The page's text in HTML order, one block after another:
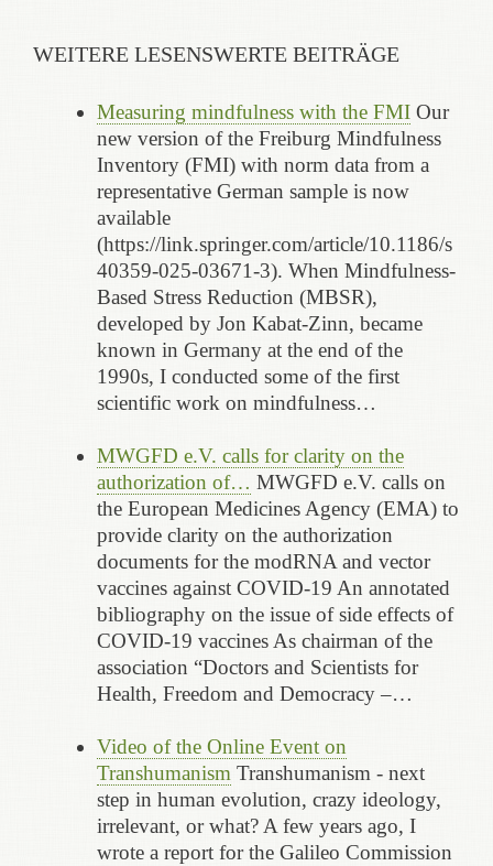
WEITERE LESENSWERTE BEITRÄGE
Measuring mindfulness with the FMIOur
new version of the Freiburg Mindfulness
Inventory (FMI) with norm data from a
representative German sample is now
available
(https://link.springer.com/article/10.1186/s
40359-025-03671-3). When Mindfulness-
Based Stress Reduction (MBSR),
developed by Jon Kabat-Zinn, became
known in Germany at the end of the
1990s, I conducted some of the first
scientific work on mindfulness…
MWGFD e.V. calls for clarity on the
authorization of… MWGFD e.V. calls on
the European Medicines Agency (EMA) to
provide clarity on the authorization
documents for the modRNA and vector
vaccines against COVID-19 An annotated
bibliography on the issue of side effects of
COVID-19 vaccines As chairman of the
association “Doctors and Scientists for
Health, Freedom and Democracy –…
Video of the Online Event on
Transhumanism Transhumanism - next
step in human evolution, crazy ideology,
irrelevant, or what? A few years ago, I
wrote a report for the Galileo Commission